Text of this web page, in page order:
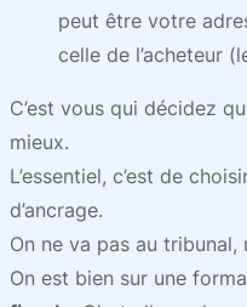
peut être votre
celle de l’acheteur
C’est vous qui décidez
mieux.
L’essentiel, c’est de
d’ancrage.
On ne va pas au
On est bien sur une